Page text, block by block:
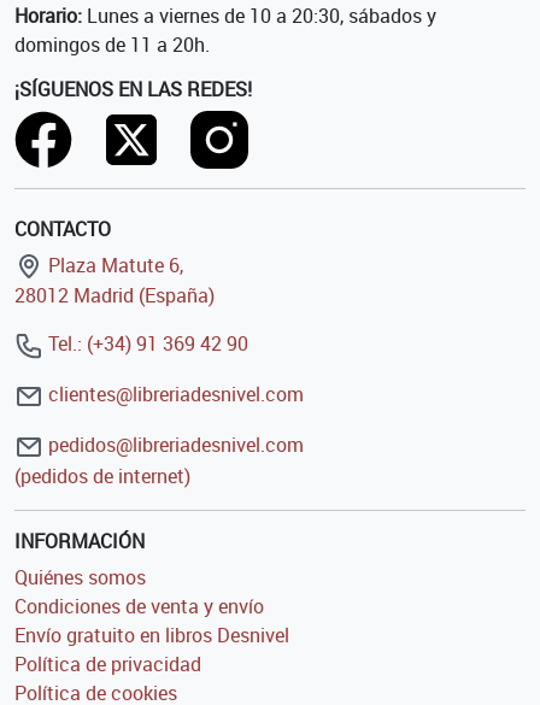
Horario: Lunes a viernes de 10 a 20:30, sábados y
domingos de 11 a 20h.
¡SÍGUENOS EN LAS REDES!
CONTACTO
Plaza Matute 6,
28012 Madrid (España)
Tel.: (+34) 91 369 42 90
clientes@libreriadesnivel.com
pedidos@libreriadesnivel.com
(pedidos de internet)
INFORMACIÓN
Quiénes somos
Condiciones de venta y envío
Envío gratuito en libros Desnivel
Política de privacidad
Política de cookies